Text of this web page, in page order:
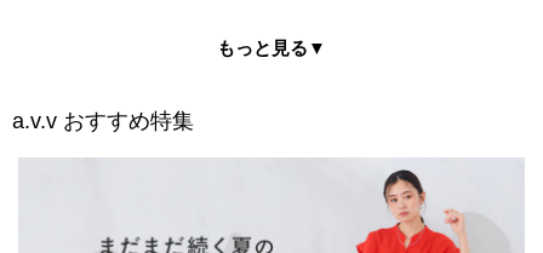
もっと見る▼
a.v.v おすすめ特集